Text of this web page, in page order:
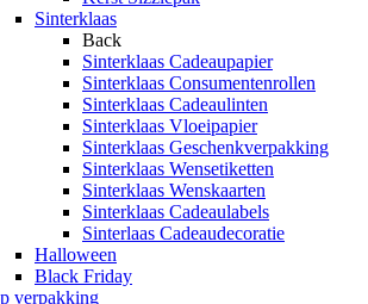
Sinterklaas
Back
Sinterklaas Cadeaupapier
Sinterklaas Consumentenrollen
Sinterklaas Cadeaulinten
Sinterklaas Vloeipapier
Sinterklaas Geschenkverpakking
Sinterklaas Wensetiketten
Sinterklaas Wenskaarten
Sinterklaas Cadeaulabels
Sinterlaas Cadeaudecoratie
Halloween
Black Friday
verpakking